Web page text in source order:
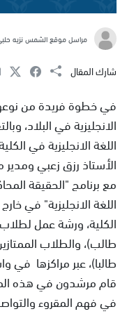
مراسل موقع الشمس نزيه
شارك المقال
في خطوة فريدة من
الانجليزية في البلاد،
اللغة الانجليزية في
الأستاذ رزق زعبي
اللغة الانجليزية" في
طالبا)، عبر مراكزها
قام مرشدون في هذه
في فهم المقروء